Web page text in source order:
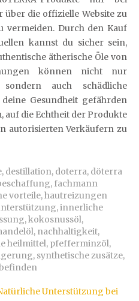
die offizielle Website zu
vermeiden. Durch den Kauf
kannst du sicher sein,
ätherische Öle von
können nicht nur
auch schädliche
Gesundheit gefährden
auf die Echtheit der Produkte
autorisierten Verkäufern zu
, destillation, doterra, döterra
, fachmann
vorteile,hautreizungen
,innerliche
,kokosnussöl,
, nachhaltigkeit,
heilmittel, pfefferminzöl,
, synthetische zusätze,
Unterstützung bei